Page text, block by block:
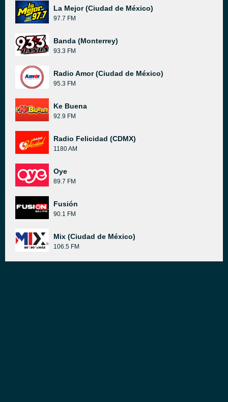
La Mejor (Ciudad de México)
97.7 FM
Banda (Monterrey)
93.3 FM
Radio Amor (Ciudad de México)
95.3 FM
Ke Buena
92.9 FM
Radio Felicidad (CDMX)
1180 AM
Oye
89.7 FM
Fusión
90.1 FM
Mix (Ciudad de México)
106.5 FM